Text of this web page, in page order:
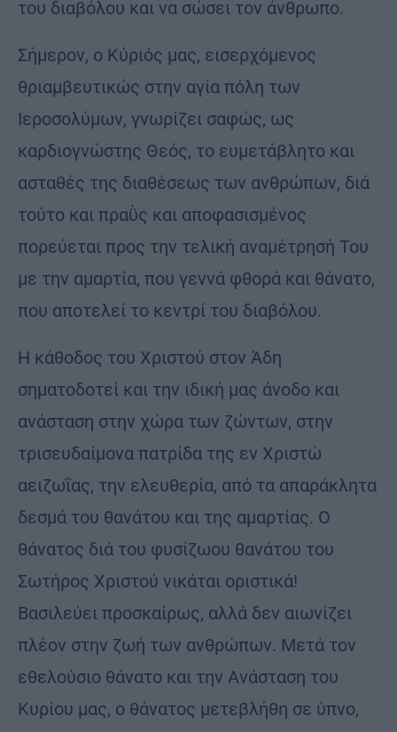
του διαβόλου και να σώσει τον άνθρωπο.
Σήμερον, ο Κύριός μας, εισερχόμενος
θριαμβευτικώς στην αγία πόλη των
Ιεροσολύμων, γνωρίζει σαφώς, ως
καρδιογνώστης Θεός, το ευμετάβλητο και
ασταθές της διαθέσεως των ανθρώπων, διά
τούτο και πραῢς και αποφασισμένος
πορεύεται προς την τελική αναμέτρησή Του
με την αμαρτία, που γεννά φθορά και θάνατο,
που αποτελεί το κεντρί του διαβόλου.
Η κάθοδος του Χριστού στον Άδη
σηματοδοτεί και την ιδική μας άνοδο και
ανάσταση στην χώρα των ζώντων, στην
τρισευδαίμονα πατρίδα της εν Χριστώ
αειζωΐας, την ελευθερία, από τα απαράκλητα
δεσμά του θανάτου και της αμαρτίας. Ο
θάνατος διά του φυσίζωου θανάτου του
Σωτήρος Χριστού νικάται οριστικά!
Βασιλεύει προσκαίρως, αλλά δεν αιωνίζει
πλέον στην ζωή των ανθρώπων. Μετά τον
εθελούσιο θάνατο και την Ανάσταση του
Κυρίου μας, ο θάνατος μετεβλήθη σε ύπνο,